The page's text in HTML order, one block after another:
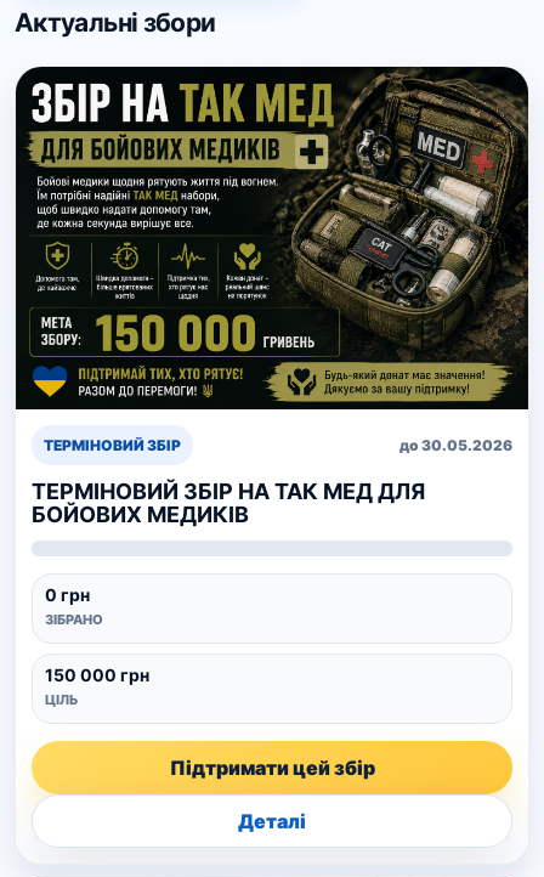
Актуальні збори
ТЕРМІНОВИЙ ЗБІР до 30.05.2026
ТЕРМІНОВИЙ ЗБІР НА ТАК МЕД ДЛЯ
БОЙОВИХ МЕДИКІВ
0 грн
ЗІБРАНО
150 000 грн
ЦІЛЬ
Підтримати цей збір
Деталі